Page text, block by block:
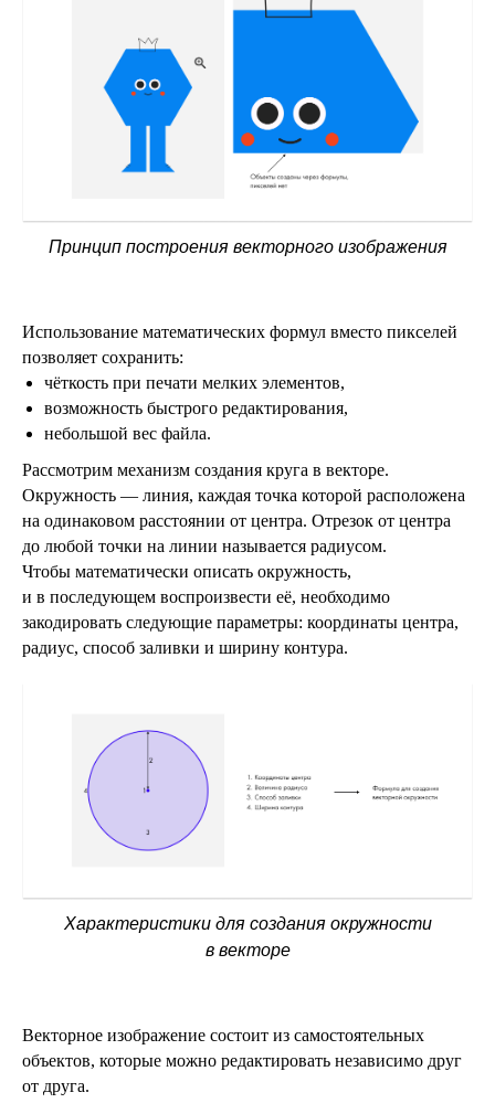
Принцип построения векторного изображения
Использование математических формул вместо пикселей
позволяет сохранить:
чёткость при печати мелких элементов,
возможность быстрого редактирования,
небольшой вес файла.
Рассмотрим механизм создания круга в векторе.
Окружность — линия, каждая точка которой расположена
на одинаковом расстоянии от центра. Отрезок от центра
до любой точки на линии называется радиусом.
Чтобы математически описать окружность,
и в последующем воспроизвести её, необходимо
закодировать следующие параметры: координаты центра,
радиус, способ заливки и ширину контура.
Характеристики для создания окружности
в векторе
Векторное изображение состоит из самостоятельных
объектов, которые можно редактировать независимо друг
от друга.